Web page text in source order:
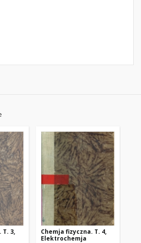
T. 3,
Chemja fizyczna. T. 4,
Elektrochemja